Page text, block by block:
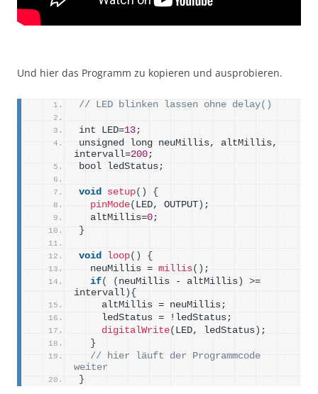
Und hier das Programm zu kopieren und ausprobieren.
// LED blinken lassen ohne delay()
int LED=13 ;
unsigned long neuMillis, altMillis,
intervall=200 ;
bool ledStatus;
void setup()
{
pinMode( LED, OUTPUT ) ;
  altMillis=
0 ;
}
void loop()
{
  neuMillis =
millis() ;
if( ( neuMillis - altMillis ) >=
intervall ){
    altMillis = neuMillis;
    ledStatus = !ledStatus;
digitalWrite( LED, ledStatus ) ;
}
// hier läuft der Programmcode
weiter
}